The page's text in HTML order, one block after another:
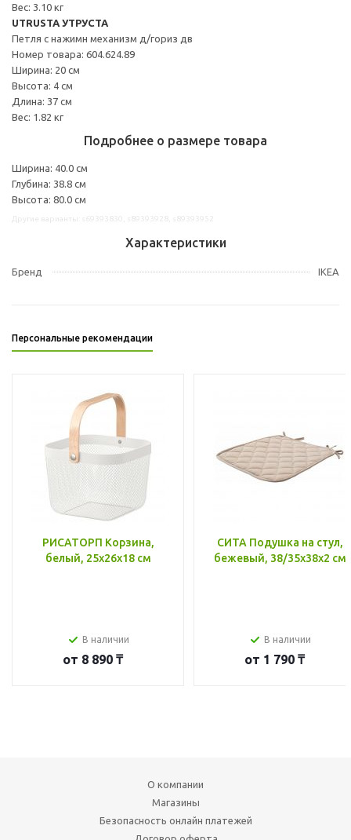
Вес: 3.10 кг
UTRUSTA УТРУСТА
Петля с нажимн механизм д/гориз дв
Номер товара: 604.624.89
Ширина: 20 см
Высота: 4 см
Длина: 37 см
Вес: 1.82 кг
Подробнее о размере товара
Ширина: 40.0 см
Глубина: 38.8 см
Высота: 80.0 см
Характеристики
Бренд IKEA
Персональные рекомендации
РИСАТОРП Корзина,
белый, 25x26x18 см
В наличии
от 8 890 ₸
СИТА Подушка на стул,
бежевый, 38/35x38x2 см
В наличии
от 1 790 ₸
О компании
Магазины
Безопасность онлайн платежей